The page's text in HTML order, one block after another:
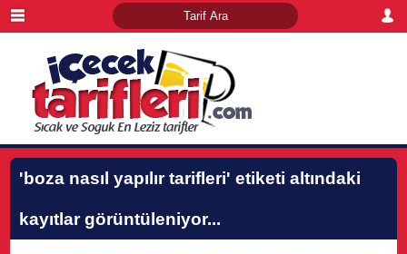
'boza nasıl yapılır tarifleri' etiketi altındaki
kayıtlar görüntüleniyor...